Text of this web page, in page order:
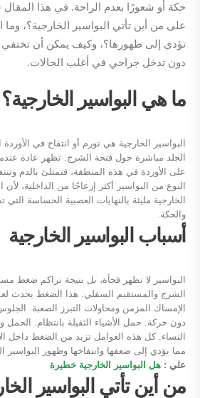
حكة أو شعورًا بعدم الراحة. في هذا
على من أين تأتي البواسير الخارجية؟، وما
تؤدي إلى ظهورها؟، وكيف يمكن أن
دون تدخل جراحي في أغلب الحالات.
ما هي البواسير الخارجية؟
البواسير الخارجية هي تورم أو انتفاخ في
الجلد مباشرة حول فتحة الشرج. تظهر عادة
على الأوردة في هذه المنطقة، فتمتلئ بالدم
النوع من البواسير أكثر إزعاجًا من الداخلية، لأن
الخارجية مليئة بالنهايات العصبية الحساسة التي
والحكة.
أسباب البواسير الخارجية
البواسير لا تظهر فجأة، بل نتيجة تراكم ضغط
الشرج والمستقيم السفلي. هذا الضغط يحدث
الإمساك المزمن ومحاولات التبرز الصعبة.
دون حركة. حمل الأشياء الثقيلة بانتظام. الحمل
النساء. كل هذه العوامل تزيد من الضغط داخل
مما يؤدي إلى ضعفها وانتفاخها وظهور البواسير
علي : هل البواسير الخارجية خطيرة
من أين تأتي البواسير